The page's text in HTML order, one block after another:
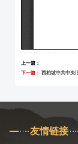
上一篇：
下一篇：西柏坡中共中央